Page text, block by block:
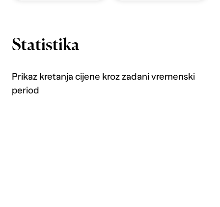
Statistika
Prikaz kretanja cijene kroz zadani vremenski
period